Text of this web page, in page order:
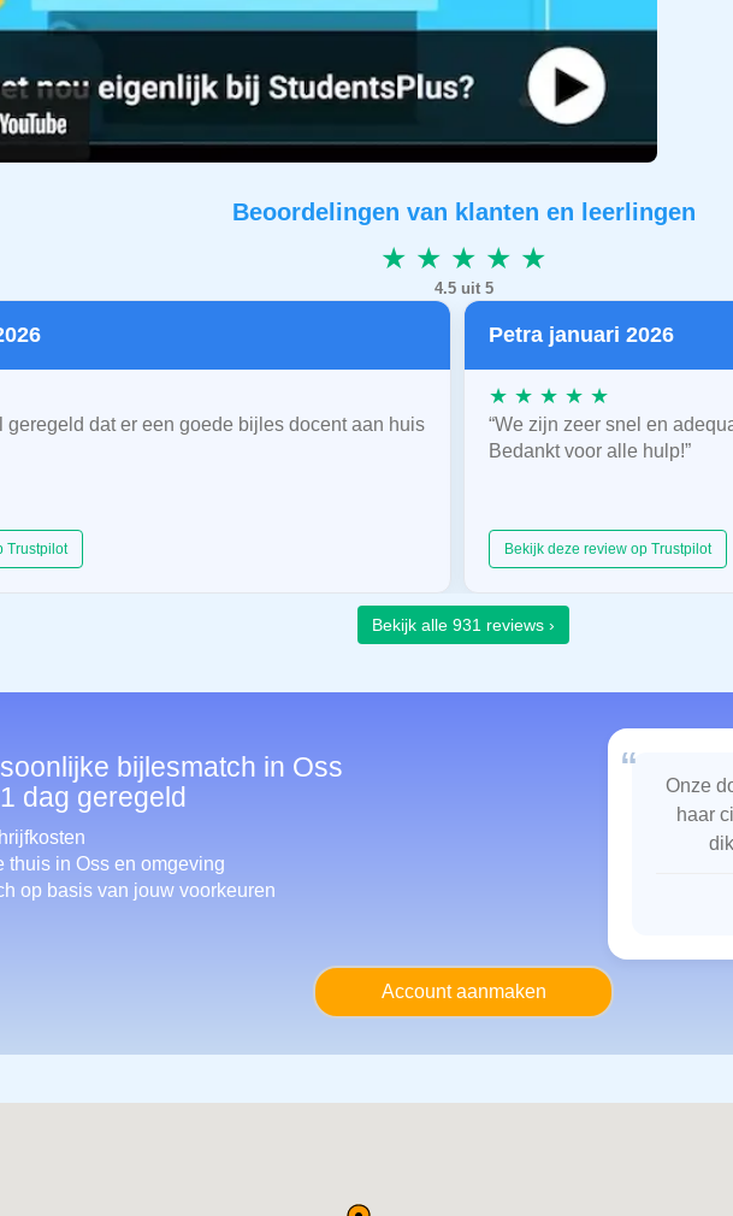
Beoordelingen van klanten en leerlingen
★ ★ ★ ★ ★
4.5 uit 5
geregeld dat er een goede bijles docent aan huis
Trustpilot
Petra januari 2026
★ ★ ★ ★ ★
“We zijn zeer snel en
Bedankt voor alle hulp!”
Bekijk deze review op Trustpilot
Bekijk alle 931 reviews ›
bijlesmatch in Oss
dag geregeld
thuis in Oss en omgeving
op basis van jouw voorkeuren
“
Onze
haar
Account aanmaken